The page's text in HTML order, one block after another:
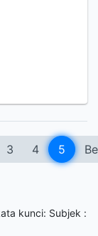
3 4 5
kunci: Subjek :